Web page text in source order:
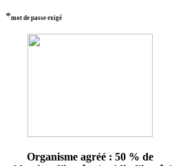
*mot de passe exigé
Organisme agréé : 50 % de